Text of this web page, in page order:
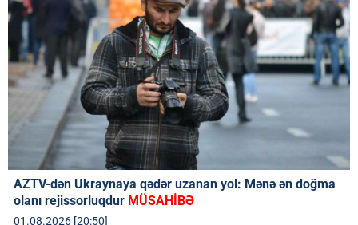
AZTV-dən Ukraynaya qədər uzanan yol: Mənə ən doğma
olanı rejissorluqdur MÜSAHİBƏ
01.08.2026 [20:50]